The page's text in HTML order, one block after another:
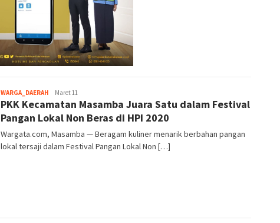
WARGA_DAERAH rootMaret 11
PKK Kecamatan Masamba Juara Satu dalam Festival
Pangan Lokal Non Beras di HPI 2020
Wargata.com, Masamba — Beragam kuliner menarik berbahan pangan
lokal tersaji dalam Festival Pangan Lokal Non […]